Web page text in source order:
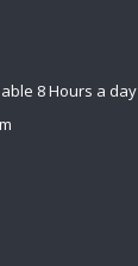
8 Hours a day